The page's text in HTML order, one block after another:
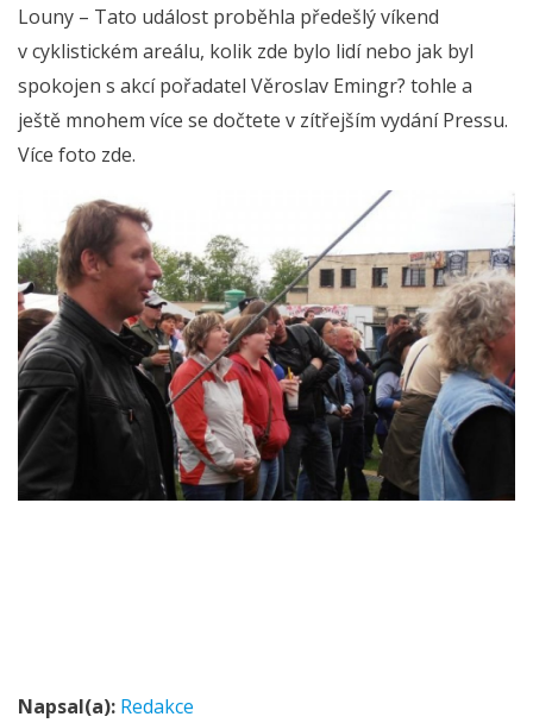
Louny – Tato událost proběhla předešlý víkend
v cyklistickém areálu, kolik zde bylo lidí nebo jak byl
spokojen s akcí pořadatel Věroslav Emingr? tohle a
ještě mnohem více se dočtete v zítřejším vydání Pressu.
Více foto zde.
Napsal(a): Redakce